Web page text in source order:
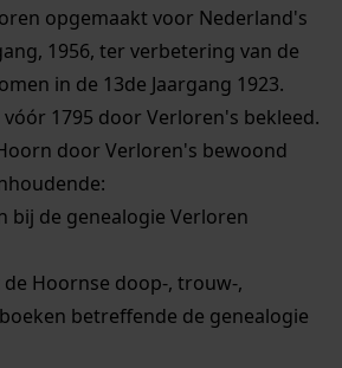
opgemaakt voor Nederland's
1956, ter verbetering van de
in de 13de Jaargang 1923.
1795 door Verloren's bekleed.
door Verloren's bewoond
bij de genealogie Verloren
Hoornse doop-, trouw-,
betreffende de genealogie